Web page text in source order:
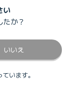
い
たか？
いいえ
います。